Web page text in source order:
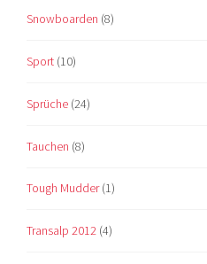
Snowboarden (8)
Sport (10)
Sprüche (24)
Tauchen (8)
Tough Mudder(1)
Transalp 2012 (4)